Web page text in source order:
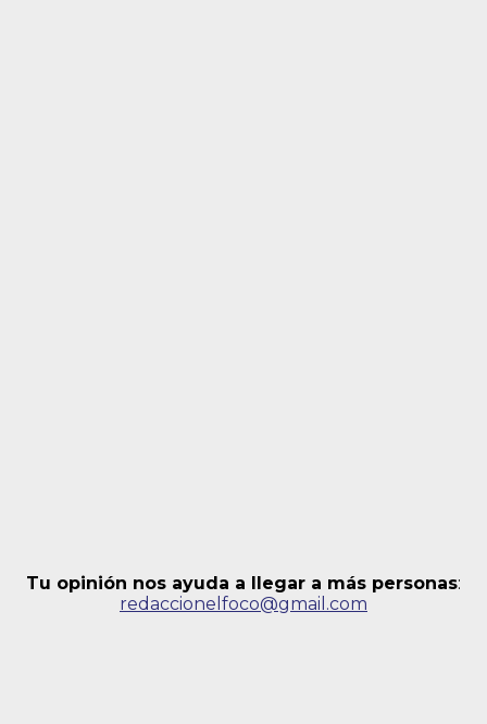
Tu opinión nos ayuda a llegar a más personas:
redaccionelfoco@gmail.com